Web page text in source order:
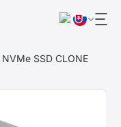
SSD CLONE